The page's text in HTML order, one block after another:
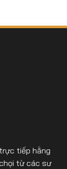
tiếp hằng
từ các sư